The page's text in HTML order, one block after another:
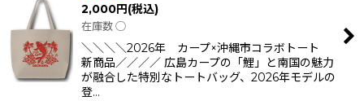
2,000円(税込)
在庫数 ◯
＼＼＼＼2026年 カープ×沖縄市コラボトート
新商品／／／／ 広島カープの「鯉」と南国の魅力
が融合した特別なトートバッグ、2026年モデルの
登…